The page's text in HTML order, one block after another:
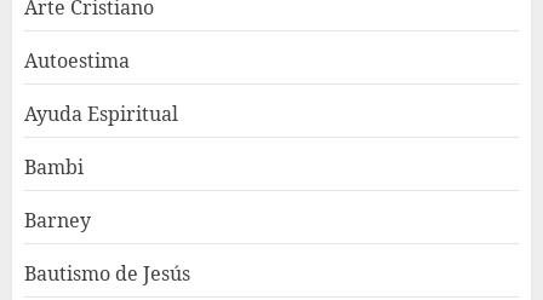
Arte Cristiano
Autoestima
Ayuda Espiritual
Bambi
Barney
Bautismo de Jesús